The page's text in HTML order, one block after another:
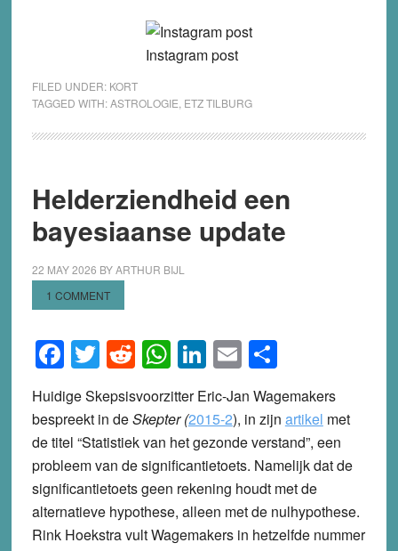
Instagram post
FILED UNDER: KORT
TAGGED WITH:ASTROLOGIE ETZ TILBURG
Helderziendheid een
bayesiaanse update
22 MAY 2026 BYARTHUR BIJL
1 COMMENT
Facebook
Twitter
Reddit
WhatsApp
LinkedIn
EmailShare
Huidige Skepsisvoorzitter Eric-Jan Wagemakers
bespreekt in deSkepter (2015-2), in zijn artikel met
de titel “Statistiek van het gezonde verstand”, een
probleem van de significantietoets. Namelijk dat de
significantietoets geen rekening houdt met de
alternatieve hypothese, alleen met de nulhypothese.
Rink Hoekstra vult Wagemakers in hetzelfde nummer